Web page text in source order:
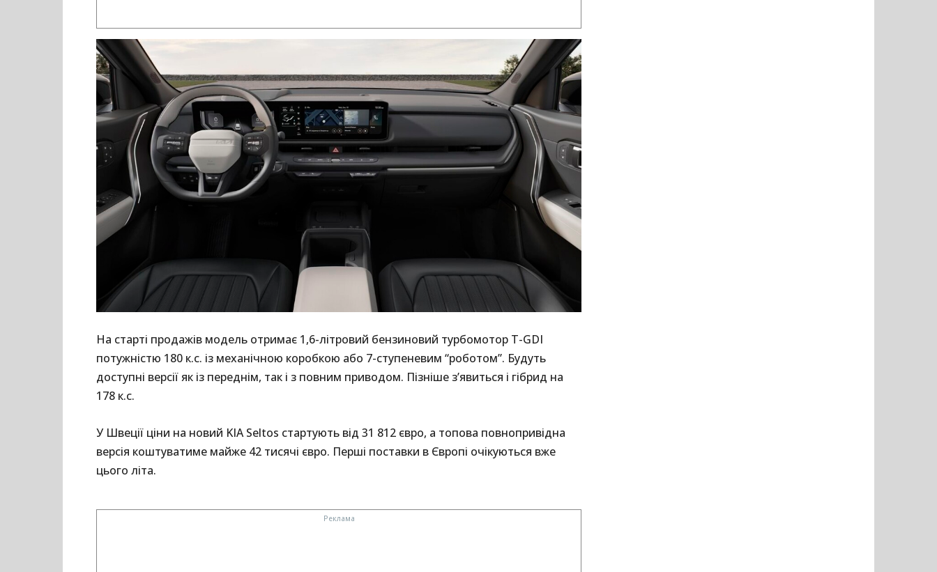
На старті продажів модель отримає 1,6-літровий бензиновий турбомотор T-GDI
потужністю 180 к.с. із механічною коробкою або 7-ступеневим “роботом”. Будуть
доступні версії як із переднім, так і з повним приводом. Пізніше з’явиться і гібрид на
178 к.с.
У Швеції ціни на новий KIA Seltos стартують від 31 812 євро, а топова повнопривідна
версія коштуватиме майже 42 тисячі євро. Перші поставки в Європі очікуються вже
цього літа.